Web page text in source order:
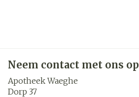
Neem contact met ons op
Apotheek Waeghe
Dorp 37